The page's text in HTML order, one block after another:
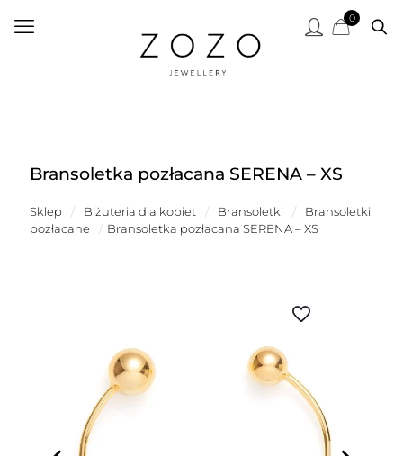
0
Bransoletka pozłacana SERENA – XS
Sklep / Biżuteria dla kobiet / Bransoletki /
Bransoletki
pozłacane
/ Bransoletka pozłacana SERENA – XS